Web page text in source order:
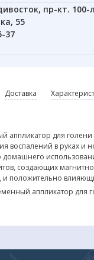
Доставка
аппликатор для голени
воспалений в руках и
домашнего
создающих
и положительно
аппликатор для
пр-кт. 100-
55
37